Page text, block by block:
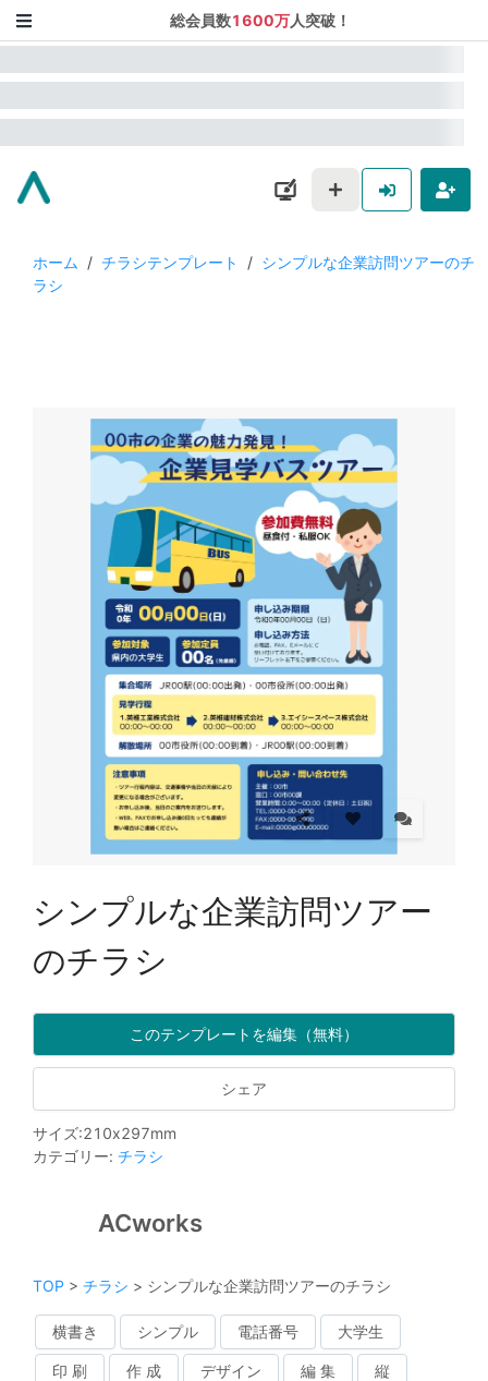
総会員数1600万人突破！
ホーム / チラシテンプレート / シンプルな企業訪問ツアーのチ
ラシ
シンプルな企業訪問ツアー
のチラシ
このテンプレートを編集（無料）
シェア
サイズ:210x297mm
カテゴリー: チラシ
ACworks
TOP > チラシ > シンプルな企業訪問ツアーのチラシ
横書き シンプル 電話番号 大学生
印 刷 作 成 デザイン 編 集 縦